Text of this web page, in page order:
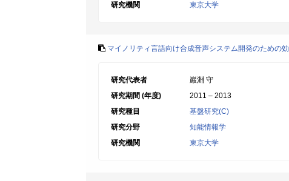
研究機関
東京大学
マイノリティ言語向け合成音声システム開発のための
研究代表者
巖淵 守
研究期間 (年度)
2011 – 2013
研究種目
基盤研究(C)
研究分野
知能情報学
研究機関
東京大学